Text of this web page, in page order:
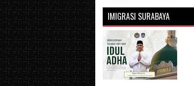
IMIGRASI SURABAYA